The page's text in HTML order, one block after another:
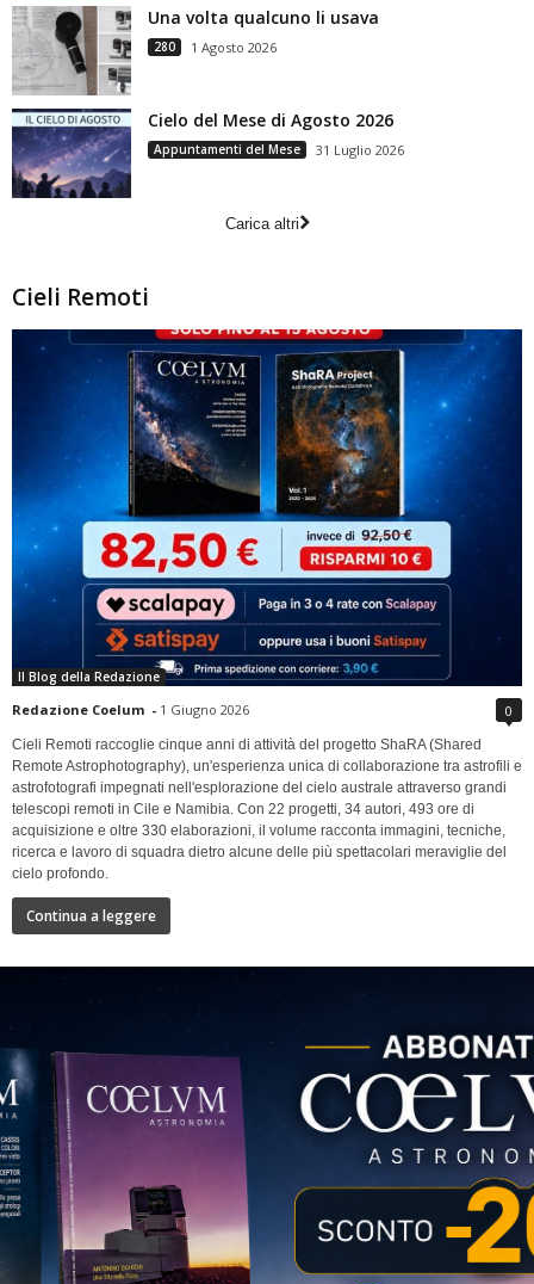
Una volta qualcuno li usava
280 1 Agosto 2026
Cielo del Mese di Agosto 2026
Appuntamenti del Mese 31 Luglio 2026
Carica altri
Cieli Remoti
Il Blog della Redazione
Redazione Coelum - 1 Giugno 2026 0
Cieli Remoti raccoglie cinque anni di attività del progetto ShaRA (Shared
Remote Astrophotography), un'esperienza unica di collaborazione tra astrofili e
astrofotografi impegnati nell'esplorazione del cielo australe attraverso grandi
telescopi remoti in Cile e Namibia. Con 22 progetti, 34 autori, 493 ore di
acquisizione e oltre 330 elaborazioni, il volume racconta immagini, tecniche,
ricerca e lavoro di squadra dietro alcune delle più spettacolari meraviglie del
cielo profondo.
Continua a leggere